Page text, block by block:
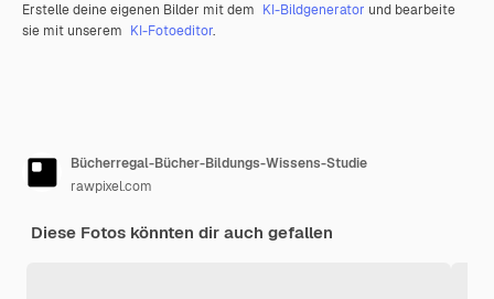
Erstelle deine eigenen Bilder mit dem KI-Bildgenerator und bearbeite
sie mit unserem KI-Fotoeditor.
Bücherregal-Bücher-Bildungs-Wissens-Studie
rawpixel.com
Diese Fotos könnten dir auch gefallen